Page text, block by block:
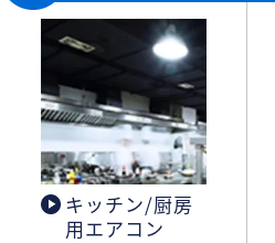
キッチン/厨房
用エアコン